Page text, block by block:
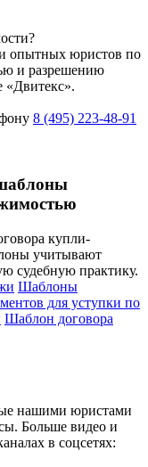
опытных юристов по
и разрешению
8 (495) 223-48-91
купли-
учитывают
судебную практику.
Шаблоны
для уступки по
Шаблон договора
нашими юристами
Больше видео и
в соцсетях: